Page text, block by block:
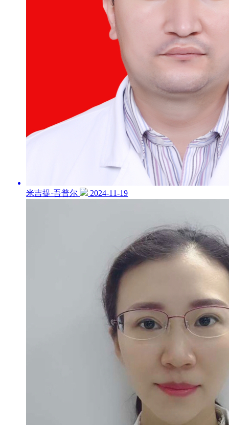
米吉提·吾普尔 2024-11-19